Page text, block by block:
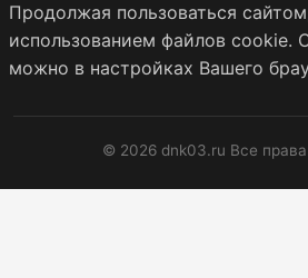
Продолжая пользоваться
использованием файлов cookie.
можно в настройках Вашего
© 2026 dnk03.ru Все